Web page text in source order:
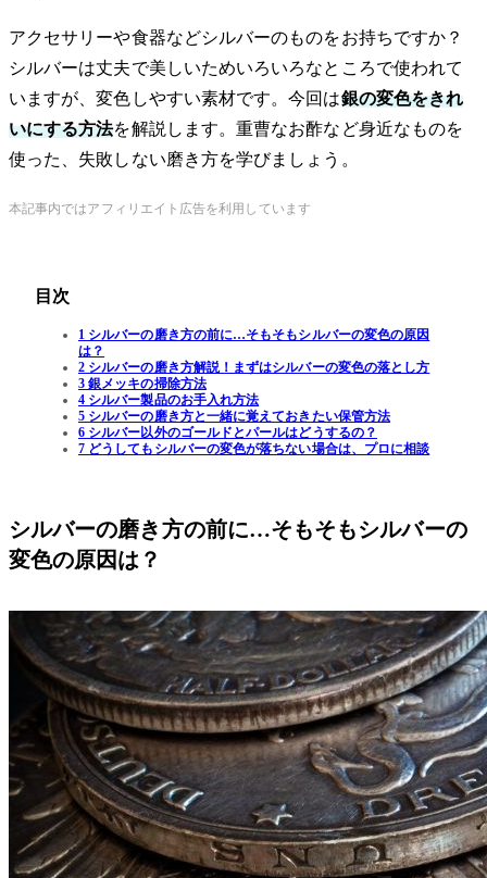
アクセサリーや食器などシルバーのものをお持ちですか？
シルバーは丈夫で美しいためいろいろなところで使われて
いますが、変色しやすい素材です。今回は銀の変色をきれ
いにする方法を解説します。重曹なお酢など身近なものを
使った、失敗しない磨き方を学びましょう。
本記事内ではアフィリエイト広告を利用しています
目次
1 シルバーの磨き方の前に…そもそもシルバーの変色の原因
は？
2 シルバーの磨き方解説！まずはシルバーの変色の落とし方
3 銀メッキの掃除方法
4 シルバー製品のお手入れ方法
5 シルバーの磨き方と一緒に覚えておきたい保管方法
6 シルバー以外のゴールドとパールはどうするの？
7 どうしてもシルバーの変色が落ちない場合は、プロに相談
シルバーの磨き方の前に…そもそもシルバーの
変色の原因は？